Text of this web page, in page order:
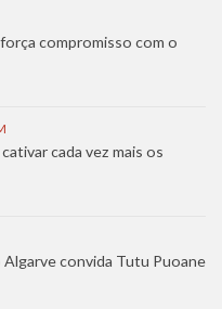
compromisso com o
cada vez mais os
convida Tutu Puoane